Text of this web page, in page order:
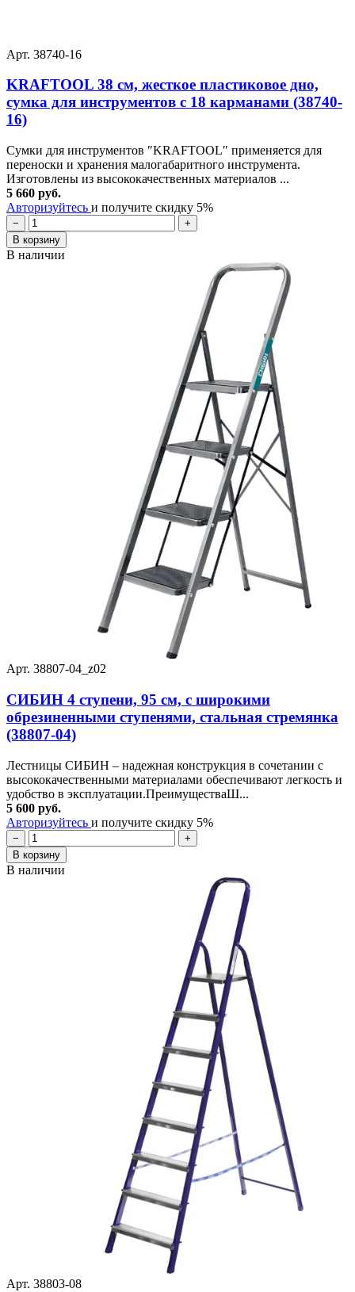
Арт. 38740-16
KRAFTOOL 38 см, жесткое пластиковое дно,
сумка для инструментов с 18 карманами (38740-
16)
Сумки для инструментов ″KRAFTOOL″ применяется для
переноски и хранения малогабаритного инструмента.
Изготовлены из высококачественных материалов ...
5 660 руб.
Авторизуйтесь и получите скидку 5%
−
+
В корзину
В наличии
Арт. 38807-04_z02
СИБИН 4 ступени, 95 см, c широкими
обрезиненными ступенями, стальная стремянка
(38807-04)
Лестницы СИБИН – надежная конструкция в сочетании с
высококачественными материалами обеспечивают легкость и
удобство в эксплуатации.ПреимуществаШ...
5 600 руб.
Авторизуйтесь и получите скидку 5%
−
+
В корзину
В наличии
Арт. 38803-08